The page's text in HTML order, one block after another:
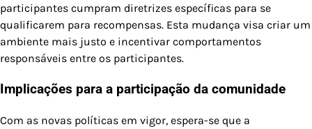
participantes cumpram diretrizes específicas para se
qualificarem para recompensas. Esta mudança visa criar um
ambiente mais justo e incentivar comportamentos
responsáveis entre os participantes.
Implicações para a participação da comunidade
Com as novas políticas em vigor, espera-se que a